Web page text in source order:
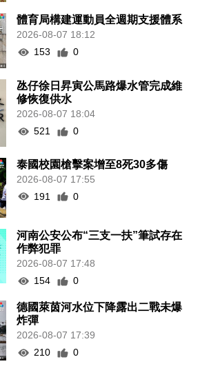
體育局構建運動員全週期支援體系
2026-08-07 18:12
153
0
氹仔徐日昇寅公馬路爆水管完成維
修恢復供水
2026-08-07 18:04
521
0
泰國校園槍擊案增至8死30多傷
2026-08-07 17:55
191
0
河南公安公布“三支一扶”筆試存在
作弊犯罪
2026-08-07 17:48
154
0
德國萊茵河水位下降露出二戰未爆
炸彈
2026-08-07 17:39
210
0